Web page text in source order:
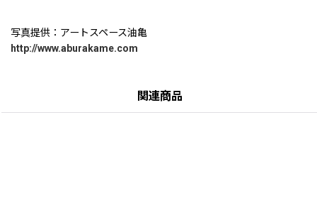
写真提供：アートスペース油亀
http://www.aburakame.com
関連商品